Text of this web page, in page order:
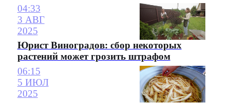
04:33
3 АВГ
2025
Юрист Виноградов: сбор некоторых
растений может грозить штрафом
06:15
5 ИЮЛ
2025